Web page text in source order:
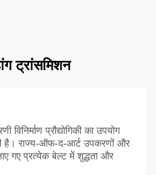
ट्रांसमिशन
विनिर्माण प्रौद्योगिकी का उपयोग
है। राज्य-ऑफ-द-आर्ट उपकरणों और
गए प्रत्येक बेल्ट में शुद्धता और